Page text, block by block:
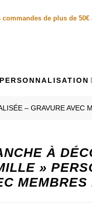
de plus de 50€
PERSONNALISATION
– GRAVURE AVEC
À
»